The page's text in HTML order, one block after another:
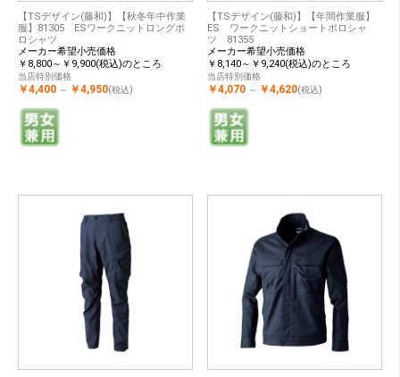
【TSデザイン(藤和)】【秋冬年中作業
服】81305 ESワークニットロングポ
ロシャツ
メーカー希望小売価格
￥8,800～￥9,900(税込)のところ
当店特別価格
￥4,400 ～ ￥4,950(税込)
【TSデザイン(藤和)】【年間作業服】
ES ワークニットショートポロシャ
ツ 81355
メーカー希望小売価格
￥8,140～￥9,240(税込)のところ
当店特別価格
￥4,070 ～ ￥4,620(税込)